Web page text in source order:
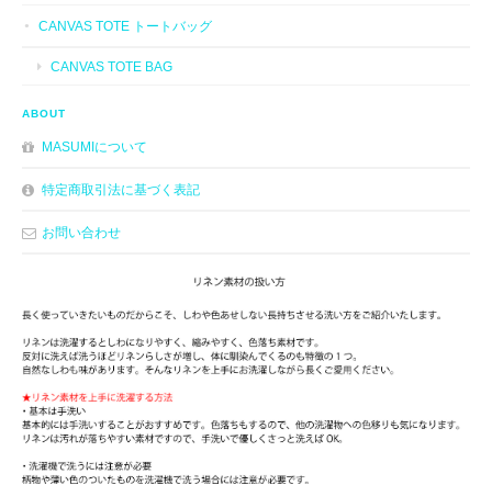
CANVAS TOTE トートバッグ
CANVAS TOTE BAG
ABOUT
MASUMIについて
特定商取引法に基づく表記
お問い合わせ